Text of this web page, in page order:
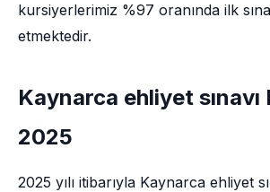
kursiyerlerimiz %97 oranında ilk
etmektedir.
Kaynarca ehliyet sınavı
2025
2025 yılı itibarıyla Kaynarca ehliyet